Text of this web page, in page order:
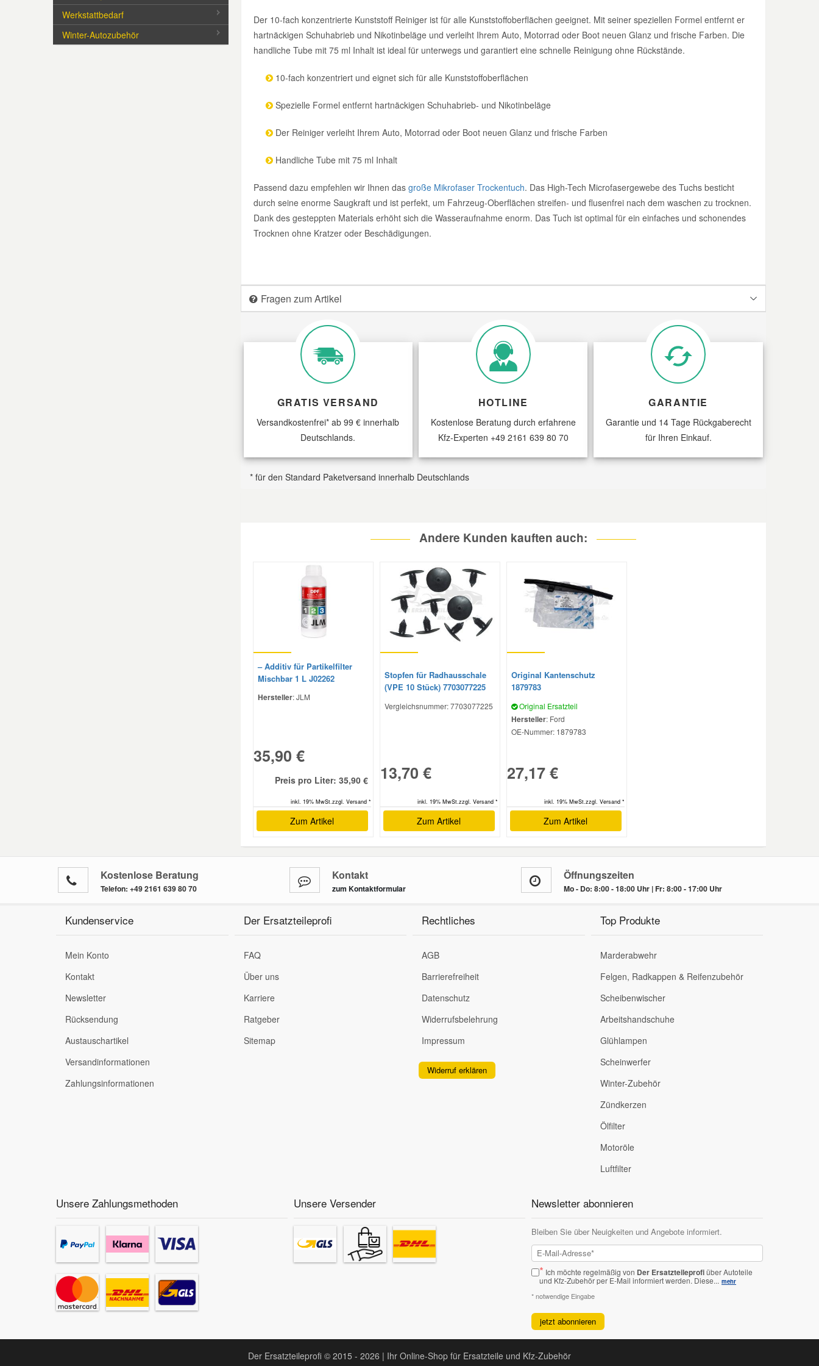
Werkstattbedarf
Winter-Autozubehör
Der 10-fach konzentrierte Kunststoff Reiniger ist für alle Kunststoffoberflächen geeignet. Mit seiner speziellen Formel entfernt er
hartnäckigen Schuhabrieb und Nikotinbeläge und verleiht Ihrem Auto, Motorrad oder Boot neuen Glanz und frische Farben. Die
handliche Tube mit 75 ml Inhalt ist ideal für unterwegs und garantiert eine schnelle Reinigung ohne Rückstände.
10-fach konzentriert und eignet sich für alle Kunststoffoberflächen
Spezielle Formel entfernt hartnäckigen Schuhabrieb- und Nikotinbeläge
Der Reiniger verleiht Ihrem Auto, Motorrad oder Boot neuen Glanz und frische Farben
Handliche Tube mit 75 ml Inhalt
Passend dazu empfehlen wir Ihnen das große Mikrofaser Trockentuch. Das High-Tech Microfasergewebe des Tuchs besticht
durch seine enorme Saugkraft und ist perfekt, um Fahrzeug-Oberflächen streifen- und flusenfrei nach dem waschen zu trocknen.
Dank des gesteppten Materials erhöht sich die Wasseraufnahme enorm. Das Tuch ist optimal für ein einfaches und schonendes
Trocknen ohne Kratzer oder Beschädigungen.
Fragen zum Artikel
GRATIS VERSAND
Versandkostenfrei* ab 99 € innerhalb
Deutschlands.
HOTLINE
Kostenlose Beratung durch erfahrene
Kfz-Experten +49 2161 639 80 70
GARANTIE
Garantie und 14 Tage Rückgaberecht
für Ihren Einkauf.
* für den Standard Paketversand innerhalb Deutschlands
Andere Kunden kauften auch:
– Additiv für Partikelfilter
Mischbar 1 L J02262
Hersteller: JLM
35,90 €
Preis pro Liter: 35,90 €
inkl. 19% MwSt.zzgl. Versand *
Zum Artikel
Stopfen für Radhausschale
(VPE 10 Stück) 7703077225
Vergleichsnummer:7703077225
13,70 €
inkl. 19% MwSt.zzgl. Versand *
Zum Artikel
Original Kantenschutz
1879783
Original Ersatzteil
Hersteller: Ford
OE-Nummer: 1879783
27,17 €
inkl. 19% MwSt.zzgl. Versand *
Zum Artikel
Kostenlose Beratung
Telefon: +49 2161 639 80 70
Kontakt
zum Kontaktformular
Öffnungszeiten
Mo - Do: 8:00 - 18:00 Uhr | Fr: 8:00 - 17:00 Uhr
Kundenservice
Mein Konto
Kontakt
Newsletter
Rücksendung
Austauschartikel
Versandinformationen
Zahlungsinformationen
Der Ersatzteileprofi
FAQ
Über uns
Karriere
Ratgeber
Sitemap
Rechtliches
AGB
Barrierefreiheit
Datenschutz
Widerrufsbelehrung
Impressum
Widerruf erklären
Top Produkte
Marderabwehr
Felgen, Radkappen & Reifenzubehör
Scheibenwischer
Arbeitshandschuhe
Glühlampen
Scheinwerfer
Winter-Zubehör
Zündkerzen
Ölfilter
Motoröle
Luftfilter
Unsere Zahlungsmethoden Unsere Versender Newsletter abonnieren
Bleiben Sie über Neuigkeiten und Angebote informiert.
* Ich möchte regelmäßig von Der Ersatzteileprofiüber Autoteile
und Kfz-Zubehör per E-Mail informiert werden. Diese... mehr
* notwendige Eingabe
jetzt abonnieren
Der Ersatzteileprofi © 2015 - 2026 | Ihr Online-Shop für Ersatzteile und Kfz-Zubehör
Mazda Ersatzteile